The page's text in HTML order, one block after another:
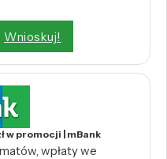
Wnioskuj!
w promocji | mBank
wpłaty we